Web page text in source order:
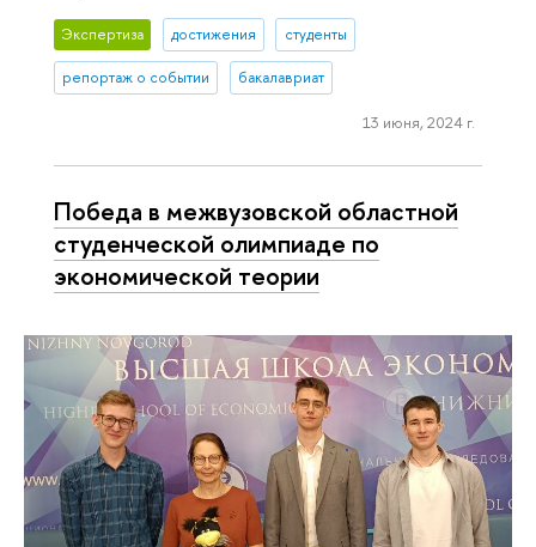
Экспертиза достижения студенты
репортаж о событии бакалавриат
13 июня, 2024 г.
Победа в межвузовской областной
студенческой олимпиаде по
экономической теории